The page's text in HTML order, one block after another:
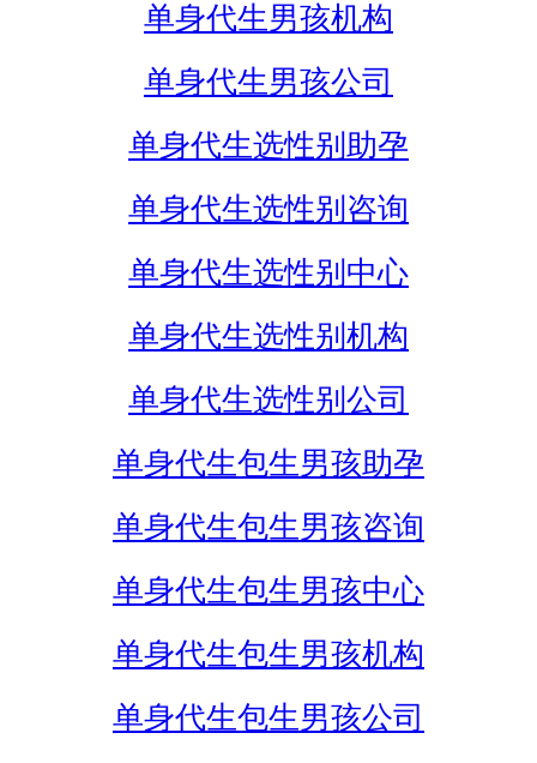
单身代生男孩机构
单身代生男孩公司
单身代生选性别助孕
单身代生选性别咨询
单身代生选性别中心
单身代生选性别机构
单身代生选性别公司
单身代生包生男孩助孕
单身代生包生男孩咨询
单身代生包生男孩中心
单身代生包生男孩机构
单身代生包生男孩公司